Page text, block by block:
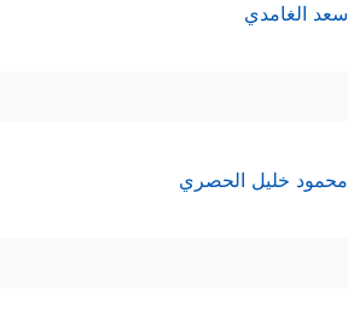
سعد الغامدي
محمود خليل الحصري